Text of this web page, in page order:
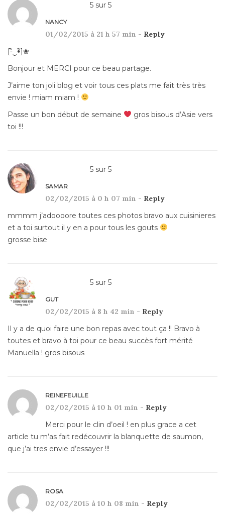
5 sur 5
NANCY
01/02/2015 à 21 h 57 min - Reply
[-ิ‿•ิ]❀
Bonjour et MERCI pour ce beau partage.
J’aime ton joli blog et voir tous ces plats me fait très très
envie ! miam miam !
Passe un bon début de semaine
gros bisous d’Asie vers
toi !!!
5 sur 5
SAMAR
02/02/2015 à 0 h 07 min - Reply
mmmm j’adoooore toutes ces photos bravo aux cuisinieres
et a toi surtout il y en a pour tous les gouts
grosse bise
5 sur 5
GUT
02/02/2015 à 8 h 42 min - Reply
Il y a de quoi faire une bon repas avec tout ça !! Bravo à
toutes et bravo à toi pour ce beau succès fort mérité
Manuella ! gros bisous
REINEFEUILLE
02/02/2015 à 10 h 01 min - Reply
Merci pour le clin d’oeil ! en plus grace a cet
article tu m’as fait redécouvrir la blanquette de saumon,
que j’ai tres envie d’essayer !!!
ROSA
02/02/2015 à 10 h 08 min - Reply